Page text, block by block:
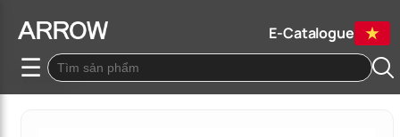
E-Catalogue
☰Quay lại